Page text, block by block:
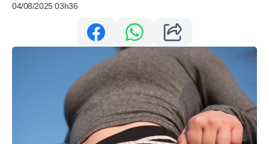
04/08/2025 03h36